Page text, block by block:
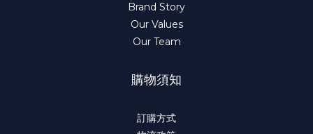
Brand Story
Our Values
Our Team
購物須知
訂購方式